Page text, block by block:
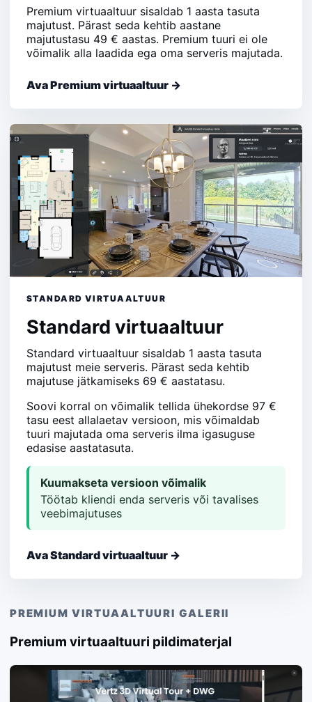
Premium virtuaaltuur sisaldab 1 aasta tasuta
majutust. Pärast seda kehtib aastane
majutustasu 49 € aastas. Premium tuuri ei ole
võimalik alla laadida ega oma serveris majutada.
Ava Premium virtuaaltuur →
STANDARD VIRTUAALTUUR
Standard virtuaaltuur
Standard virtuaaltuur sisaldab 1 aasta tasuta
majutust meie serveris. Pärast seda kehtib
majutuse jätkamiseks 69 € aastatasu.
Soovi korral on võimalik tellida ühekordse 97 €
tasu eest allalaetav versioon, mis võimaldab
tuuri majutada oma serveris ilma igasuguse
edasise aastatasuta.
Kuumakseta versioon võimalik
Töötab kliendi enda serveris või tavalises
veebimajutuses
Ava Standard virtuaaltuur →
PREMIUM VIRTUAALTUURI GALERII
Premium virtuaaltuuri pildimaterjal